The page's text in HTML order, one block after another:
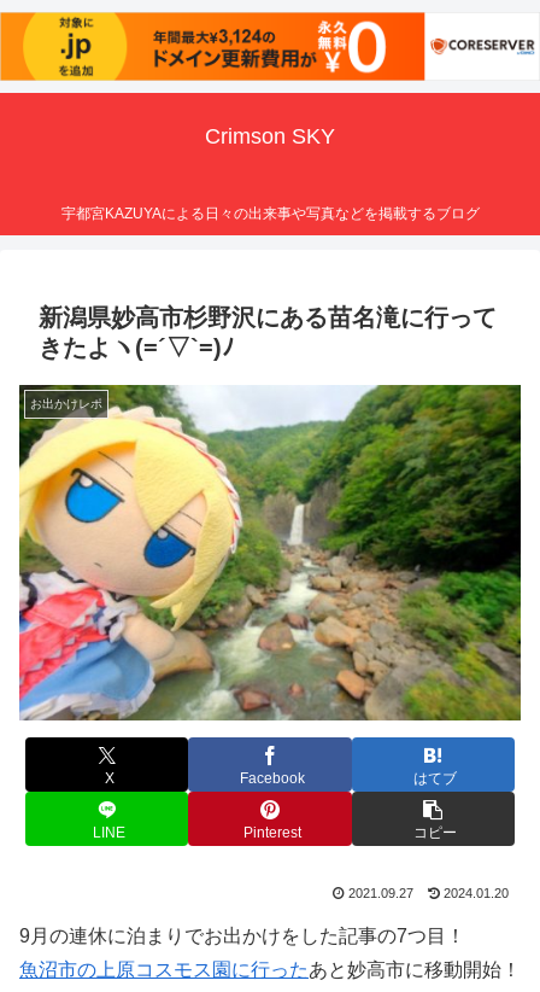
Crimson SKY
宇都宮KAZUYAによる日々の出来事や写真などを掲載するブログ
新潟県妙高市杉野沢にある苗名滝に行って
きたよヽ(=´▽`=)ﾉ
お出かけレポ
X Facebook はてブ
LINE Pinterest コピー
2021.09.27 2024.01.20
9月の連休に泊まりでお出かけをした記事の7つ目！
魚沼市の上原コスモス園に行ったあと妙高市に移動開始！